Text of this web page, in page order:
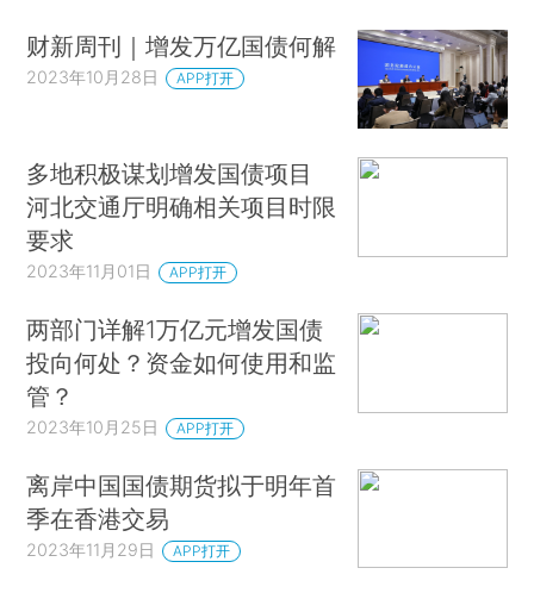
财新周刊｜增发万亿国债何解
2023年10月28日 APP打开
多地积极谋划增发国债项目
河北交通厅明确相关项目时限
要求
2023年11月01日 APP打开
两部门详解1万亿元增发国债
投向何处？资金如何使用和监
管？
2023年10月25日 APP打开
离岸中国国债期货拟于明年首
季在香港交易
2023年11月29日 APP打开